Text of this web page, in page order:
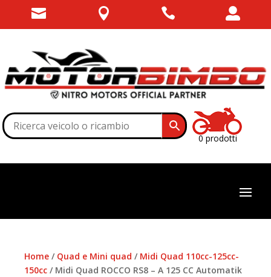
   
0 prodotti
Home / Quad e Mini quad / Midi Quad 110cc-125cc-
150cc / Midi Quad ROCCO RS8 – A 125 CC Automatik